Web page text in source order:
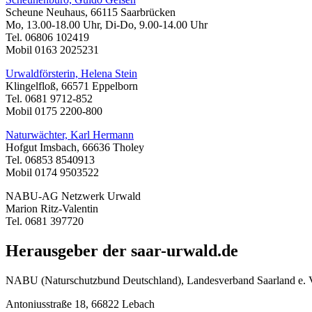
Scheune Neuhaus, 66115 Saarbrücken
Mo, 13.00-18.00 Uhr, Di-Do, 9.00-14.00 Uhr
Tel. 06806 102419
Mobil 0163 2025231
Urwaldförsterin, Helena Stein
Klingelfloß, 66571 Eppelborn
Tel. 0681 9712-852
Mobil 0175 2200-800
Naturwächter, Karl Hermann
Hofgut Imsbach, 66636 Tholey
Tel. 06853 8540913
Mobil 0174 9503522
NABU-AG Netzwerk Urwald
Marion Ritz-Valentin
Tel. 0681 397720
Herausgeber der saar-urwald.de
NABU (Naturschutzbund Deutschland), Landesverband Saarland e.
Antoniusstraße 18, 66822 Lebach